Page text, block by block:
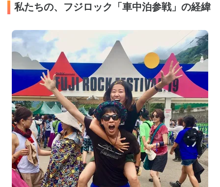
私たちの、フジロック「車中泊参戦」の経緯